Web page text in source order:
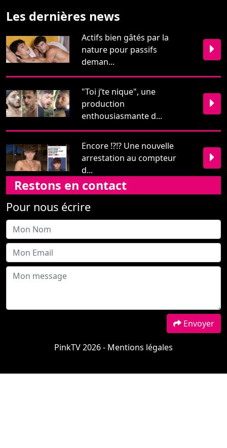
production
enthousiasmante d...
Encore !?!? Une nouvelle
arrestation au compteur
d...
Restons en contact
Pour nous écrire
PinkTV 2026 -